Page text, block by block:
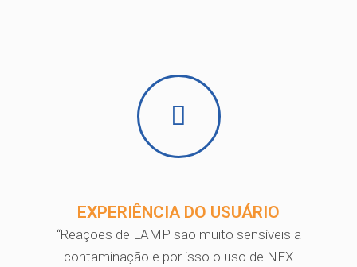
EXPERIÊNCIA DO USUÁRIO
“Reações de LAMP são muito sensíveis a
contaminação e por isso o uso de NEX